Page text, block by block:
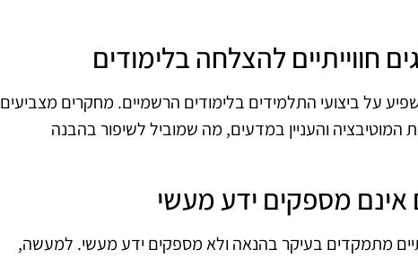
על ביצועי התלמידים בלימודים הרשמיים. מחקרים מצביעים
המוטיבציה והעניין במדעים, מה שמוביל לשיפור בהבנה
מתמקדים בעיקר בהנאה ולא מספקים ידע מעשי. למעשה,